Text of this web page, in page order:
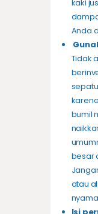
kaki
Anda
Tidak
bumil
besar
atau